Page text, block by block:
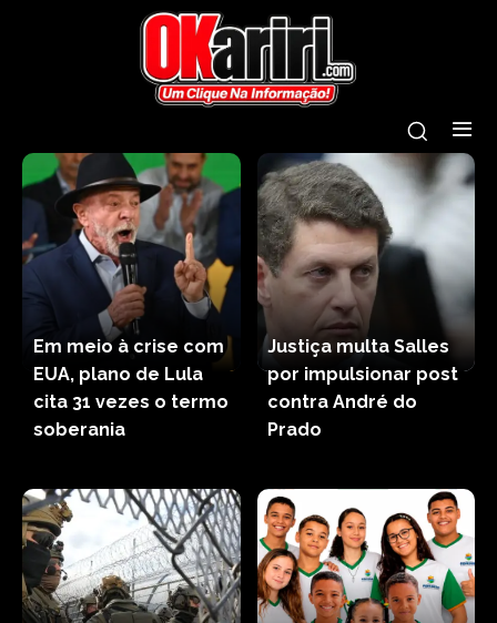
Em meio à crise com
EUA, plano de Lula
cita 31 vezes o termo
soberania
Justiça multa Salles
por impulsionar post
contra André do
Prado